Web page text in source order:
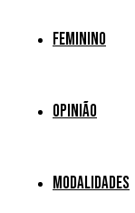
Feminino
Opinião
Modalidades